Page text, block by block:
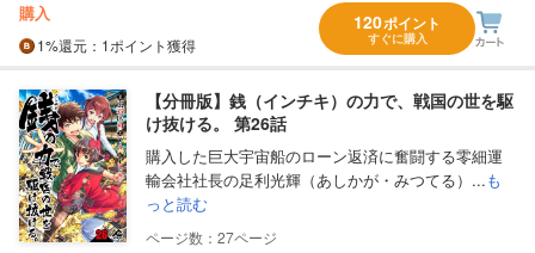
購入
1%還元 ：1ポイント獲得
120ポイント
すぐに購入
【分冊版】銭（インチキ）の力で、戦国の世を駆
け抜ける。 第26話
購入した巨大宇宙船のローン返済に奮闘する零細運
輸会社社長の足利光輝（あしかが・みつてる）...も
っと読む
27